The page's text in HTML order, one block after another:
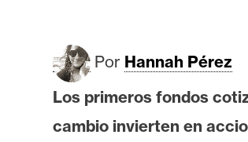
A
á
Por Hannah Pérez
Los primeros fondos
cambio invierten en